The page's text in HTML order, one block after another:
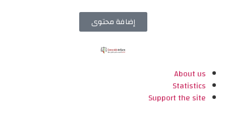
إضافة محتوى
About us
Statistics
Support the site